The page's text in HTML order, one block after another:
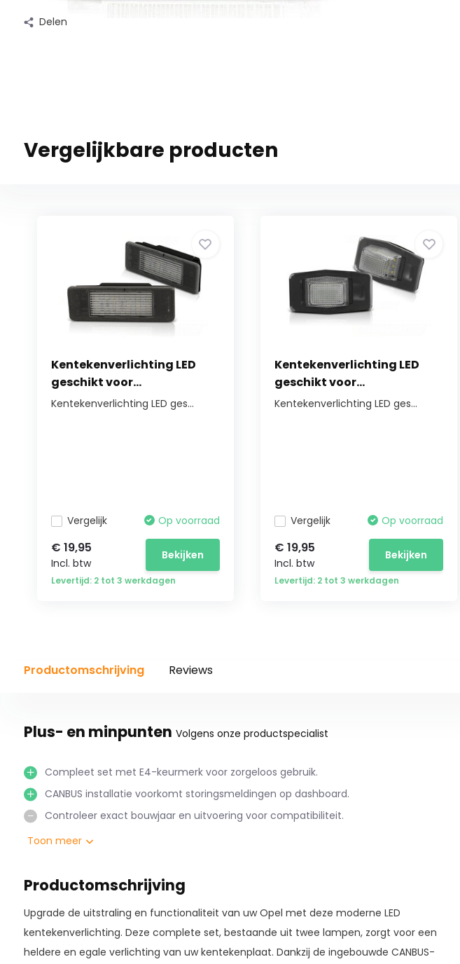
Delen
Vergelijkbare producten
Kentekenverlichting LED
geschikt voor...
Kentekenverlichting LED ges...
Vergelijk Op voorraad
€ 19,95
Incl. btw
Bekijken
Levertijd: 2 tot 3 werkdagen
Kentekenverlichting LED
geschikt voor...
Kentekenverlichting LED ges...
Vergelijk Op voorraad
€ 19,95
Incl. btw
Bekijken
Levertijd: 2 tot 3 werkdagen
Productomschrijving Reviews
Plus- en minpunten Volgens onze productspecialist
Compleet set met E4-keurmerk voor zorgeloos gebruik.
CANBUS installatie voorkomt storingsmeldingen op dashboard.
Controleer exact bouwjaar en uitvoering voor compatibiliteit.
Toon meer
Productomschrijving
Upgrade de uitstraling en functionaliteit van uw Opel met deze moderne LED
kentekenverlichting. Deze complete set, bestaande uit twee lampen, zorgt voor een
heldere en egale verlichting van uw kentekenplaat. Dankzij de ingebouwde CANBUS-